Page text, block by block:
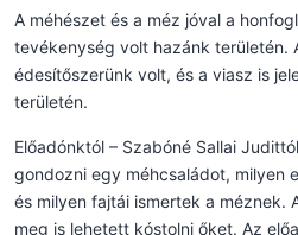
A méhészet és a méz jóval a
tevékenység volt hazánk területén.
édesítőszerünk volt, és a viasz is
területén.
Előadónktól – Szabóné Sallai
gondozni egy méhcsaládot, milyen
és milyen fajtái ismertek a méznek.
meg is lehetett kóstolni őket. Az